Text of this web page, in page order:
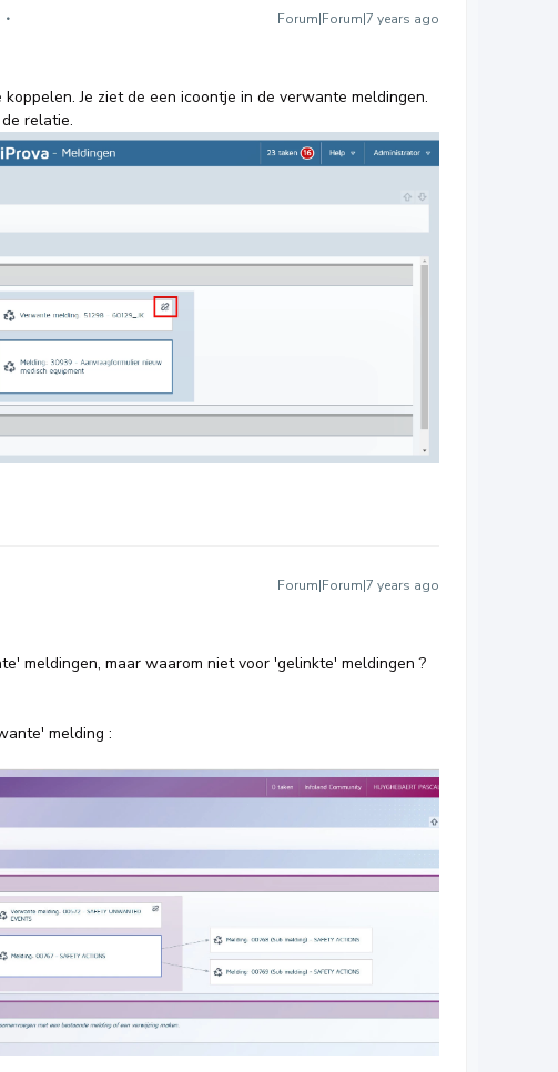
Forum|Forum|7 years ago
Je ziet de een icoontje in de verwante meldingen.
relatie.
Forum|Forum|7 years ago
meldingen, maar waarom niet voor 'gelinkte' meldingen ?
melding :